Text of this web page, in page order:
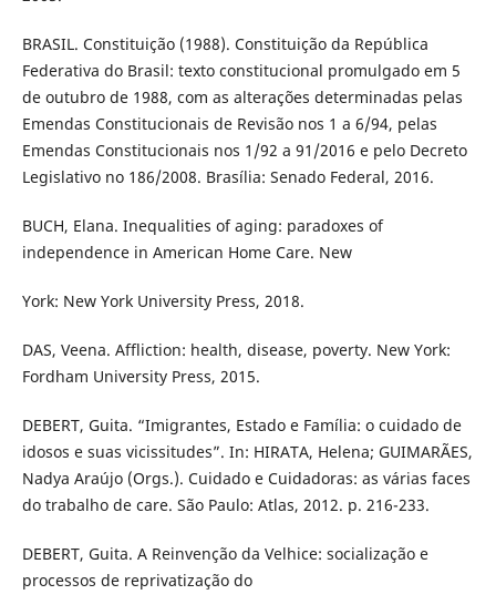
BRASIL. Constituição (1988). Constituição da República
Federativa do Brasil: texto constitucional promulgado em 5
de outubro de 1988, com as alterações determinadas pelas
Emendas Constitucionais de Revisão nos 1 a 6/94, pelas
Emendas Constitucionais nos 1/92 a 91/2016 e pelo Decreto
Legislativo no 186/2008. Brasília: Senado Federal, 2016.
BUCH, Elana. Inequalities of aging: paradoxes of
independence in American Home Care. New
York: New York University Press, 2018.
DAS, Veena. Affliction: health, disease, poverty. New York:
Fordham University Press, 2015.
DEBERT, Guita. “Imigrantes, Estado e Família: o cuidado de
idosos e suas vicissitudes”. In: HIRATA, Helena; GUIMARÃES,
Nadya Araújo (Orgs.). Cuidado e Cuidadoras: as várias faces
do trabalho de care. São Paulo: Atlas, 2012. p. 216-233.
DEBERT, Guita. A Reinvenção da Velhice: socialização e
processos de reprivatização do